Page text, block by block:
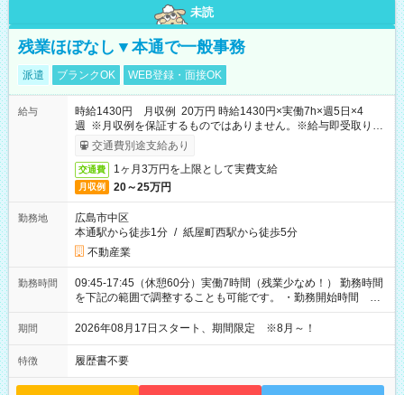
未読
残業ほぼなし▼本通で一般事務
派遣 ブランクOK WEB登録・面接OK
給与
時給1430円 月収例 20万円 時給1430円×実働7h×週5日×4
週 ※月収例を保証するものではありません。※給与即受取りサ
ービス利用可（利用条件有）
交通費別途支給あり
交通費 1ヶ月3万円を上限として実費支給
月収例 20～25万円
勤務地
広島市中区
本通駅から徒歩1分 / 紙屋町西駅から徒歩5分
不動産業
勤務時間
09:45-17:45（休憩60分）実働7時間（残業少なめ！） 勤務時間
を下記の範囲で調整することも可能です。 ・勤務開始時間
09:45～12:30 ・勤務終了時間 15:45～18:30 ・実働 05:00～
07:45
期間 2026年08月17日スタート、期間限定 ※8月～！
特徴 履歴書不要